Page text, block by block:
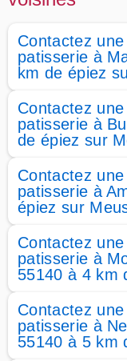
Contactez
patisserie à
km de épiez
Contactez
patisserie à
de épiez sur
Contactez
patisserie à
épiez sur
Contactez
patisserie à
55140 à 4 km
Contactez
patisserie à
55140 à 5 km